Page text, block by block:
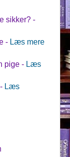
sikker? -
- Læs mere
pige - Læs
Læs